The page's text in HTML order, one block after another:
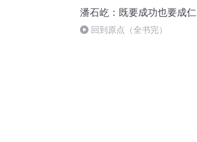
潘石屹：既要成功也要成仁
回到原点（全书完）